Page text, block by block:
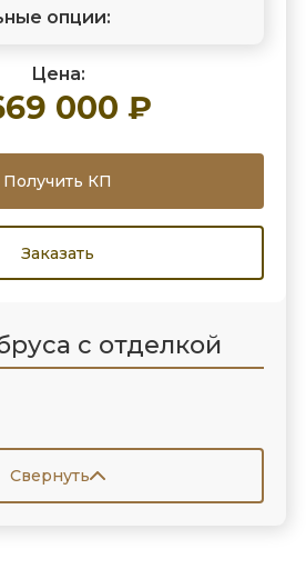
с отделкой
Свернуть
опции:
Цена:
000 ₽
Получить КП
Заказать